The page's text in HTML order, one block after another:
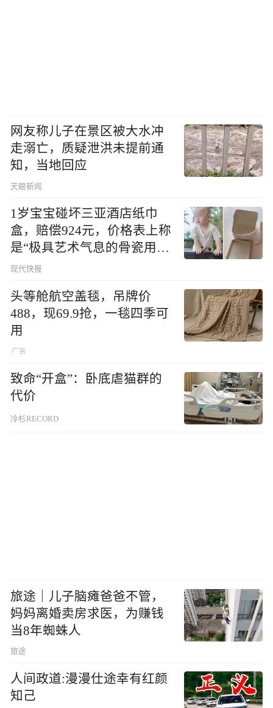
网友称儿子在景区被大水冲
走溺亡，质疑泄洪未提前通
知，当地回应
天眼新闻
1岁宝宝碰坏三亚酒店纸巾
盒，赔偿924元，价格表上称
是“极具艺术气息的骨瓷用
品”
现代快报
头等舱航空盖毯，吊牌价
488，现69.9抢，一毯四季可
用
致命“开盒”：卧底虐猫群的
代价
冷杉RECORD
旅途｜儿子脑瘫爸爸不管，
妈妈离婚卖房求医，为赚钱
当8年蜘蛛人
旅途
人间政道:漫漫仕途幸有红颜
知己